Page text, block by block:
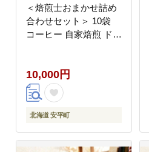
＜焙煎士おまかせ詰め
合わせセット＞ 10袋
コーヒー 自家焙煎 ドリ
海道 安平町 安平
10,000円
北海道 安平町